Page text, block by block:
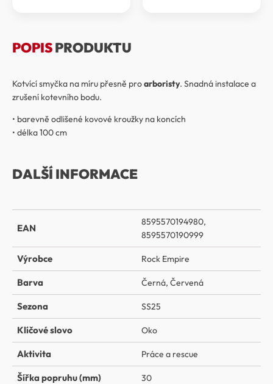
POPISPRODUKTU
Kotvící smyčka na míru přesně proarboristy. Snadná instalace a
zrušení kotevního bodu.
• barevně odlišené kovové kroužky na koncích
• délka 100 cm
DALŠÍ INFORMACE
EAN
8595570194980,
8595570190999
Výrobce Rock Empire
Barva Černá, Červená
Sezona SS25
Klíčové slovo Oko
Aktivita Práce a rescue
Šířka popruhu (mm) 30